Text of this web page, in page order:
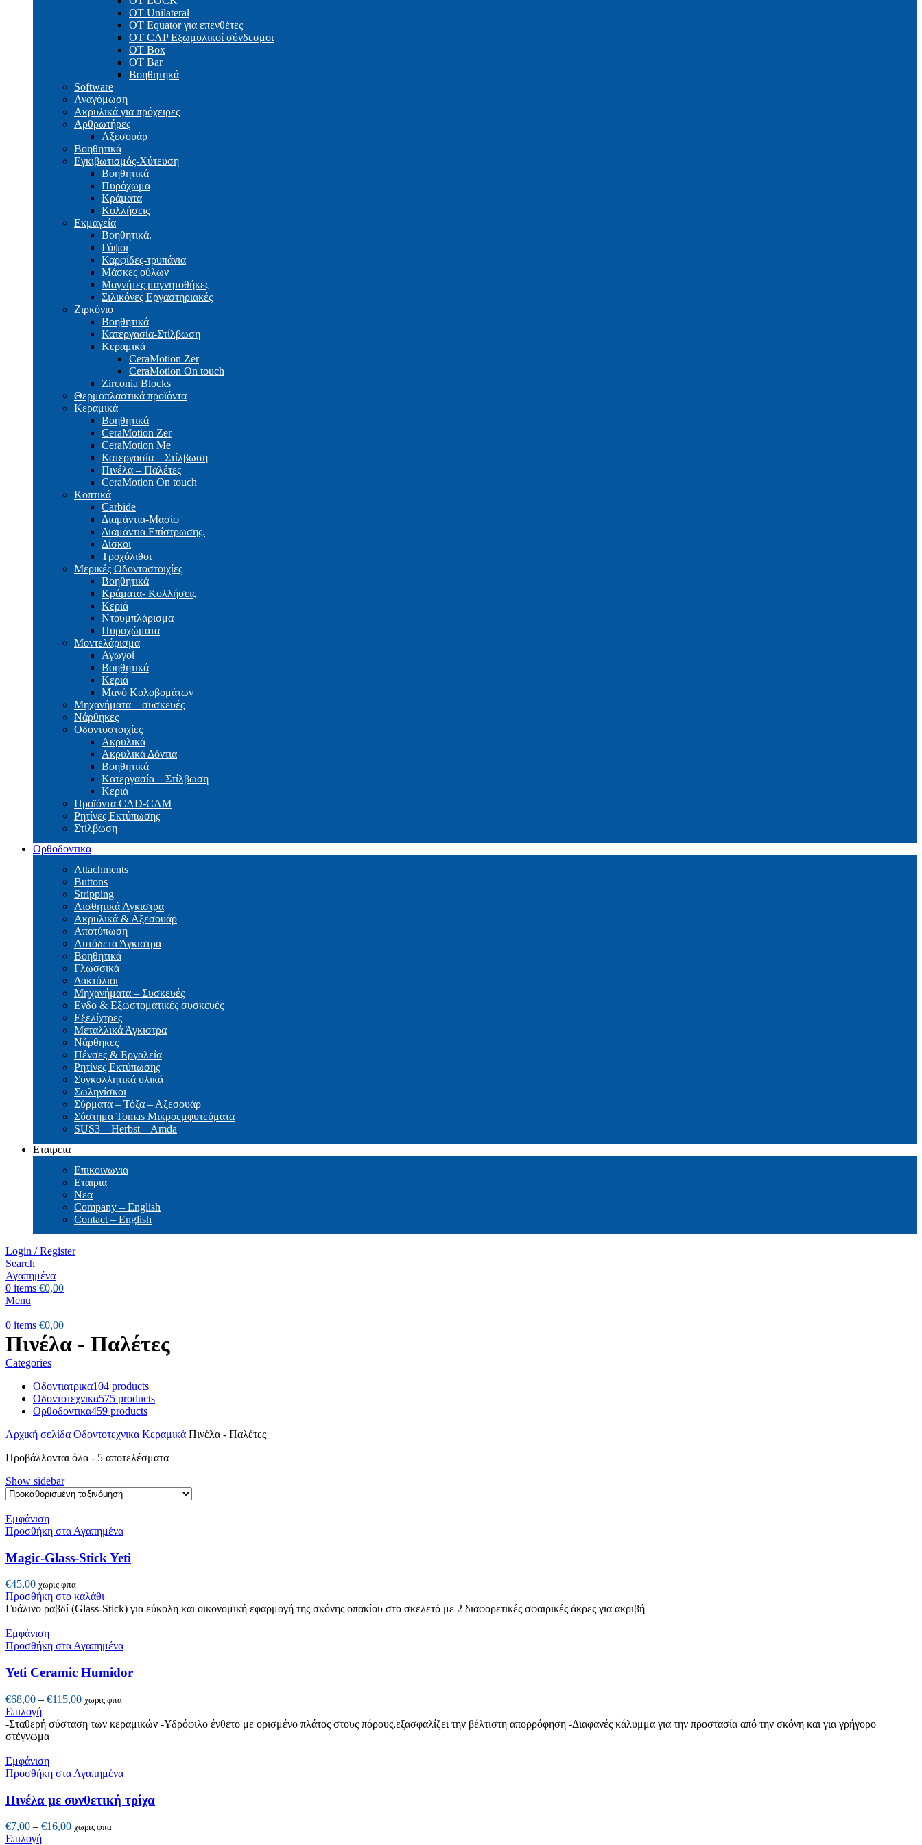
OT Unilateral
OT Equator για επενθέτες
OT CAP Εξωμυλικοί σύνδεσμοι
OT Box
OT Bar
Bοηθητηκά
Software
Αναγόμωση
Ακρυλικά για πρόχειρες
Αρθρωτήρες
Αξεσουάρ
Βοηθητικά
Εγκιβωτισμός-Xύτευση
Βοηθητικά
Πυρόχωμα
Κράματα
Κολλήσεις
Εκμαγεία
Βοηθητικά.
Γύψοι
Καρφίδες-τρυπάνια
Μάσκες ούλων
Μαγνήτες μαγνητοθήκες
Σιλικόνες Εργαστηριακές
Ζιρκόνιο
Βοηθητικά
Κατεργασία-Στίλβωση
Κεραμικά
CeraMotion Zer
CeraMotion On touch
Zirconia Blocks
Θερμοπλαστικά προϊόντα
Κεραμικά
Βοηθητικά
CeraMotion Zer
CeraMotion Me
Κατεργασία – Στίλβωση
Πινέλα – Παλέτες
CeraMotion On touch
Κοπτικά
Carbide
Διαμάντια-Μασίφ
Διαμάντια Επίστρωσης.
Δίσκοι
Τροχόλιθοι
Μερικές Οδοντοστοιχίες
Bοηθητικά
Κράματα- Κολλήσεις
Κεριά
Ντουμπλάρισμα
Πυροχώματα
Μοντελάρισμα
Αγωγοί
Βoηθητικά
Κεριά
Μανό Κολοβομάτων
Μηχανήματα – συσκευές
Νάρθηκες
Οδοντοστοιχίες
Aκρυλικά
Ακρυλικά Δόντια
Βoηθητικά
Kατεργασία – Στίλβωση
Κεριά
Προϊόντα CAD-CAM
Ρητίνες Εκτύπωσης
Στίλβωση
Ορθοδοντικα
Attachments
Buttons
Stripping
Αισθητικά Άγκιστρα
Ακρυλικά & Αξεσουάρ
Αποτύπωση
Αυτόδετα Άγκιστρα
Βοηθητικά
Γλωσσικά
Δακτύλιοι
Μηχανήματα – Συσκευές
Ενδο & Εξωστοματικές συσκευές
Εξελίχτρες
Μεταλλικά Άγκιστρα
Νάρθηκες
Πένσες & Εργαλεία
Ρητίνες Εκτύπωσης
Συγκολλητικά υλικά
Σωληνίσκοι
Σύρματα – Τόξα – Αξεσουάρ
Σύστημα Tomas Μικροεμφυτεύματα
SUS3 – Herbst – Amda
Εταιρεια
Επικοινωνια
Εταιρια
Νεα
Company – English
Contact – English
Login / Register
Search
Αγαπημένα
0 items €0,00
Menu
0 items €0,00
Πινέλα - Παλέτες
Categories
Οδοντιατρικα104 products
Οδοντοτεχνικα575 products
Ορθοδοντικα459 products
Αρχική σελίδα Οδοντοτεχνικα Κεραμικά Πινέλα - Παλέτες
Προβάλλονται όλα - 5 αποτελέσματα
Show sidebar
Εμφάνιση
Προσθήκη στα Αγαπημένα
Magic-Glass-Stick Yeti
€45,00 χωρις φπα
Προσθήκη στο καλάθι
Γυάλινο ραβδί (Glass-Stick) για εύκολη και οικονομική εφαρμογή της σκόνης οπακίου στο σκελετό με 2 διαφορετικές σφαιρικές άκρες για ακριβή
Εμφάνιση
Προσθήκη στα Αγαπημένα
Yeti Ceramic Humidor
€68,00 – €115,00Price
€68,00
χωρις φπα
ΕπιλογήΑυτό
το
προϊόν
πολλαπλές
παραλλαγές.
επιλογές
μπορούν
να
επιλεγούν
-Σταθερή σύσταση των κεραμικών -Υδρόφιλο ένθετο με ορισμένο πλάτος στους πόρους,εξασφαλίζει την βέλτιστη απορρόφηση -Διαφανές κάλυμμα για την προστασία από την σκόνη και για γρήγορο
στέγνωμα
Εμφάνιση
Προσθήκη στα Αγαπημένα
Πινέλα με συνθετική τρίχα
€7,00 – €16,00Price
χωρις φπα
ΕπιλογήΑυτό